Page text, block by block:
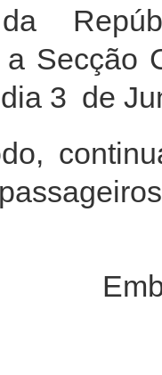
da
a Secção
3 de